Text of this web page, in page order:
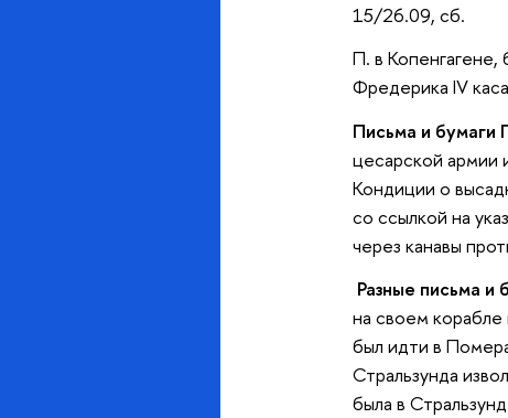
15/26.09, сб.
П. в
Фредерика IV
Письма и бумаги
цесарской армии
Кондиции о
со ссылкой на
через канавы
Разные письма и
на своем корабле
был идти в
Стральзунда
была в